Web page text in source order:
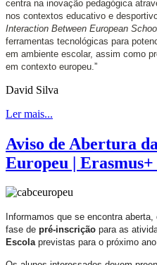
centra na inovação pedagógica
nos contextos educativo e
Interaction Between European
ferramentas tecnológicas para
em ambiente escolar, assim como
em contexto europeu. ”
David Silva
Ler mais...
Aviso de Abertura
Europeu | Erasmus+
Informamos que se encontra aberta,
fase de pré-inscrição para as
Escolaprevistas para o próximo